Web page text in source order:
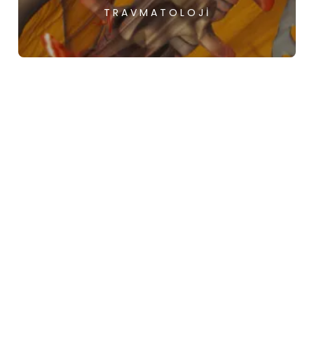
TRAVMATOLOJI